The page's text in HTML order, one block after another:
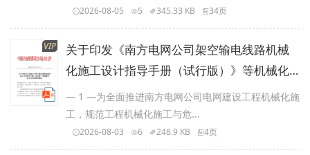
2026-08-05 5 345.33 KB 34页
VIP
关于印发《南方电网公司架空输电线路机械
化施工设计指导手册（试行版）》等机械化
施工系列标准的通知-正文
— 1 —为全面推进南方电网公司电网建设工程机械化施
工，规范工程机械化施工与危...
2026-08-03 6 248.9 KB 4页